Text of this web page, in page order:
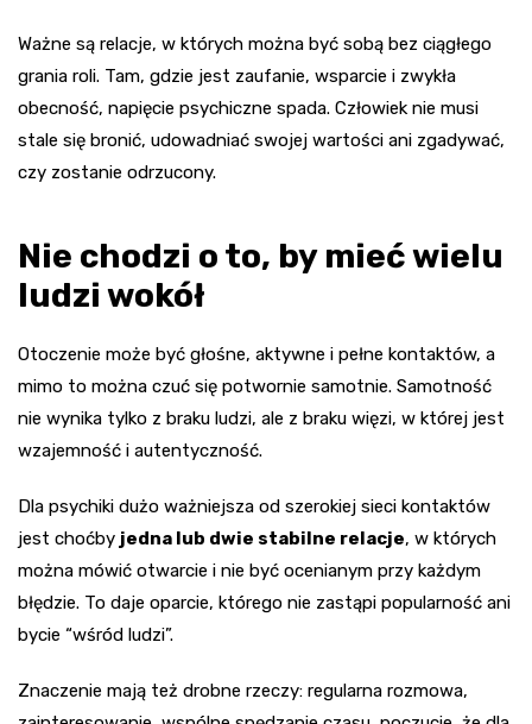
Ważne są relacje, w których można być sobą bez ciągłego
grania roli. Tam, gdzie jest zaufanie, wsparcie i zwykła
obecność, napięcie psychiczne spada. Człowiek nie musi
stale się bronić, udowadniać swojej wartości ani zgadywać,
czy zostanie odrzucony.
Nie chodzi o to, by mieć wielu
ludzi wokół
Otoczenie może być głośne, aktywne i pełne kontaktów, a
mimo to można czuć się potwornie samotnie. Samotność
nie wynika tylko z braku ludzi, ale z braku więzi, w której jest
wzajemność i autentyczność.
Dla psychiki dużo ważniejsza od szerokiej sieci kontaktów
jest choćby jedna lub dwie stabilne relacje, w których
można mówić otwarcie i nie być ocenianym przy każdym
błędzie. To daje oparcie, którego nie zastąpi popularność ani
bycie “wśród ludzi”.
Znaczenie mają też drobne rzeczy: regularna rozmowa,